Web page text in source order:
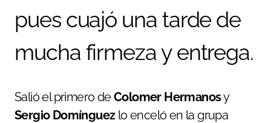
pues cuajó una tarde de
mucha firmeza y entrega.
Salió el primero deColomer Hermanosy
Sergio Domínguezlo enceló en la grupa